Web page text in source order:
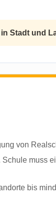
Stadt und
von
muss
bis